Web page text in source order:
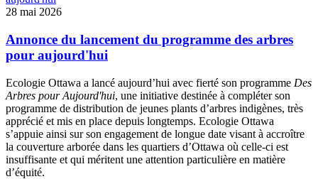
28 mai 2026
Annonce du lancement du programme des arbres
pour aujourd'hui
Ecologie Ottawa a lancé aujourd’hui avec fierté son programme Des
Arbres pour Aujourd'hui, une initiative destinée à compléter son
programme de distribution de jeunes plants d’arbres indigènes, très
apprécié et mis en place depuis longtemps. Ecologie Ottawa
s’appuie ainsi sur son engagement de longue date visant à accroître
la couverture arborée dans les quartiers d’Ottawa où celle-ci est
insuffisante et qui méritent une attention particulière en matière
d’équité.